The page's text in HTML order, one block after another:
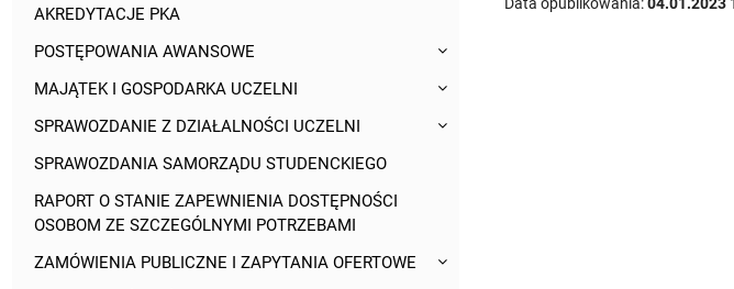
AKREDYTACJE PKA
POSTĘPOWANIA AWANSOWE
MAJĄTEK I GOSPODARKA UCZELNI
SPRAWOZDANIE Z DZIAŁALNOŚCI UCZELNI
SPRAWOZDANIA SAMORZĄDU STUDENCKIEGO
RAPORT O STANIE ZAPEWNIENIA DOSTĘPNOŚCI
OSOBOM ZE SZCZEGÓLNYMI POTRZEBAMI
ZAMÓWIENIA PUBLICZNE I ZAPYTANIA OFERTOWE